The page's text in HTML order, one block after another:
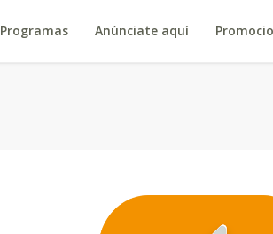
Programas Anúnciate aquí